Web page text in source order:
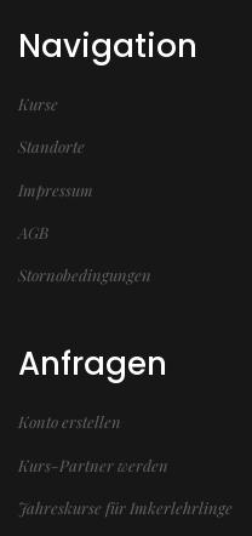
Navigation
Kurse
Standorte
Impressum
AGB
Stornobedingungen
Anfragen
Konto erstellen
Kurs-Partner werden
Jahreskurse für Imkerlehrlinge